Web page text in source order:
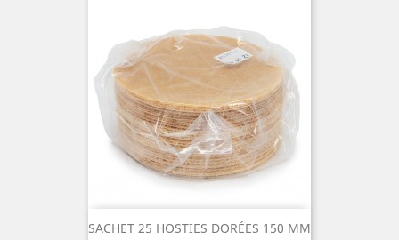
SACHET 25 HOSTIES DORÉES 150 MM